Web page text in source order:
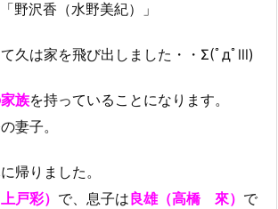
「野沢香（水野美紀）」
久は家を飛び出しました・・Σ(ﾟдﾟlll)
族を持っていることになります。
妻子。
帰りました。
戸彩） で、息子は良雄（高橋 來） で